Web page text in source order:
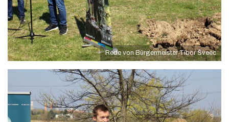
Rede von Bürgermeister Tibor Šveec